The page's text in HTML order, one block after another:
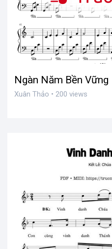
Ngàn Năm Bền Vững
Xuân Thảo • 200 views